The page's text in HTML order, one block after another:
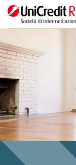
La ricerca verrà